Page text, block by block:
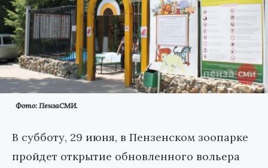
Фото: ПензаСМИ.
В субботу, 29 июня, в Пензенском зоопарке
пройдет открытие обновленного вольера